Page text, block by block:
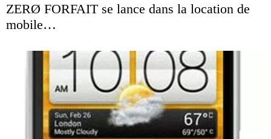
ZERØ FORFAIT se lance dans la location de
mobile…